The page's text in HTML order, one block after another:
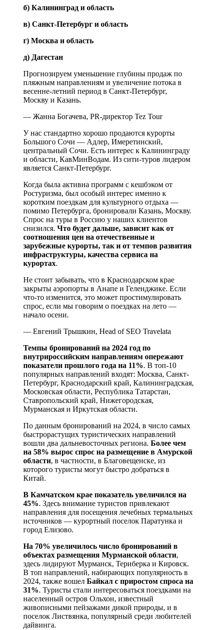
б) Калининград и область
в) Санкт-Петербург и область
г) Москва и область
д) Дагестан
Прогнозируем уменьшение глубины продаж по
пляжным направлениям и увеличение потока в
весенне-летний период в Санкт-Петербург,
Москву и Казань.
— Жанна Богачева, PR-директор Tez Tour
У нас стандартно хорошо продаются курорты
Большого Сочи — Адлер, Имеретинский,
центральный Сочи. Есть интерес к Калининграду
и области, КавМинВодам. Из сити-туров лидером
является Санкт-Петербург.
Когда была активна программ с кешбэком от
Ростуризма, был особый интерес именно к
коротким поездкам для культурного отдыха —
помимо Петербурга, бронировали Казань, Москву.
Спрос на туры в Россию у наших клиентов
снизился. Что будет дальше, зависит как от
соотношения цен на отечественные и
зарубежные курорты, так и от темпов развития
инфраструктуры, качества сервиса на
курортах.
Не стоит забывать, что в Краснодарском крае
закрыты аэропорты в Анапе и Геленджике. Если
что-то изменится, это может простимулировать
спрос, если мы говорим о поездках на лето —
начало осени.
— Евгений Трышкин, Head of SEO Travelata
Темпы бронирований на 2024 год по
внутрироссийским направлениям опережают
показатели прошлого года на 11%. В топ-10
популярных направлений входят: Москва, Санкт-
Петербург, Краснодарский край, Калининградская,
Московская области, Республика Татарстан,
Ставропольский край, Нижегородская,
Мурманская и Иркутская области.
По данным бронирований на 2024, в число самых
быстрорастущих туристических направлений
вошли два дальневосточных региона. Более чем
на 58% вырос спрос на размещение в Амурской
области, в частности, в Благовещенске, из
которого туристы могут быстро добраться в
Китай.
В Камчатском крае показатель увеличился на
45%. Здесь внимание туристов привлекают
направления для посещения лечебных термальных
источников — курортный поселок Паратунка и
город Елизово.
На 70% увеличилось число бронирований в
объектах размещения Мурманской области,
здесь лидируют Мурманск, Териберка и Кировск.
В топ направлений, набирающих популярность в
2024, также вошел Байкал с приростом спроса на
31%. Туристы стали интересоваться поездками на
населенный остров Ольхон, известный
живописными пейзажами дикой природы, и в
поселок Листвянка, популярный среди любителей
дайвинга.